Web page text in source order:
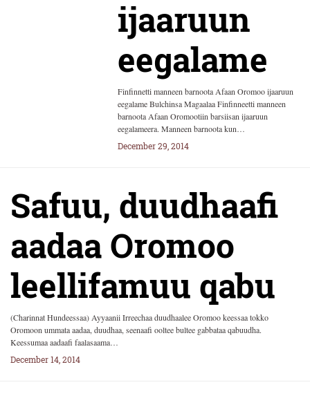
ijaaruun
eegalame
Finfinnetti manneen barnoota Afaan Oromoo ijaaruun
eegalame Bulchinsa Magaalaa Finfinneetti manneen
barnoota Afaan Oromootiin barsiisan ijaaruun
eegalameera. Manneen barnoota kun…
December 29, 2014
Safuu, duudhaafi
aadaa Oromoo
leellifamuu qabu
(Charinnat Hundeessaa) Ayyaanii Irreechaa duudhaalee Oromoo keessaa tokko
Oromoon ummata aadaa, duudhaa, seenaafi ooltee bultee gabbataa qabuudha.
Keessumaa aadaafi faalasaama…
December 14, 2014